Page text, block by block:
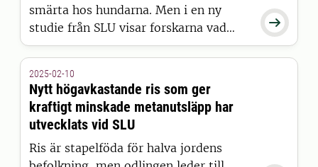

smärta hos hundarna. Men i en ny
studie från SLU visar forskarna vad
som orsakar dvärgväxten och hur man
kan undvika parning som resulterar i
sjukdomen. Resultaten har nåtts tack
vare ett oväntat telefonsamtal och
flitigt sparande kollegor.
2025-02-10
Nytt högavkastande ris som ger
kraftigt minskade metanutsläpp har
utvecklats vid SLU
Ris är stapelföda för halva jordens